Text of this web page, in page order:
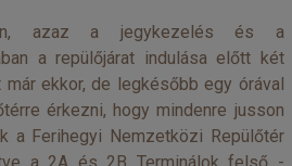
azaz a jegykezelés és a
a repülőjárat indulása előtt két
már ekkor, de legkésőbb egy órával
érkezni, hogy mindenre jusson
a Ferihegyi Nemzetközi Repülőtér
a 2A és 2B Terminálok felső -